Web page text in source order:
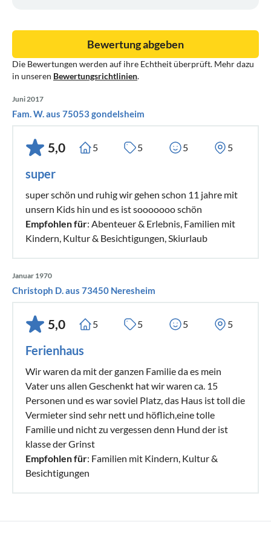
Besuchte Website
Uhrzeit zum Zeitpunkt des Zugriffes
Menge der gesendeten Daten in Byte
Quelle/Verweis, von welchem Sie auf die Seite gelangten
Verwendeter Browser
Verwendetes Betriebssystem
Verwendete IP-Adresse
und anschließend gelöscht. Die Speicherung der Daten
erfolgt aus Sicherheitsgründen, um z. B. Missbrauchsfälle
aufklären zu können. Müssen Daten aus Beweisgründen
aufgehoben werden, sind sie solange von der Löschung
ausgenommen bis der Vorfall endgültig geklärt ist.
Cookies
Diese Website verwendet Cookies. Dabei handelt es sich
um kleine Textdateien, welche auf Ihrem Endgerät
gespeichert werden. Ihr Browser greift auf diese Dateien zu.
Durch den Einsatz von Cookies erhöht sich die
Benutzerfreundlichkeit und Sicherheit dieser Website.
Gängige Browser bieten die Einstellungsoption, Cookies
nicht zuzulassen. Hinweis: Es ist nicht gewährleistet, dass
Sie auf alle Funktionen dieser Website ohne
Einschränkungen zugreifen können, wenn Sie
entsprechende Einstellungen vornehmen.
Umgang mit personenbezogenen Daten
Der Websitebetreiber erhebt, nutzt und gibt Ihre
Die Bewertungen werden auf ihre Echtheit überprüft. Mehr dazu
in unseren Bewertungsrichtlinien.
Bewertung abgeben
Juni 2017
Fam. W. aus 75053 gondelsheim
5,0 5 5 5 5
super
super schön und ruhig wir gehen schon 11 jahre mit
unsern Kids hin und es ist sooooooo schön
Empfohlen für: Abenteuer & Erlebnis, Familien mit
Kindern, Kultur & Besichtigungen, Skiurlaub
Januar 1970
Christoph D. aus 73450 Neresheim
5,0 5 5 5 5
Ferienhaus
Wir waren da mit der ganzen Familie da es mein
Vater uns allen Geschenkt hat wir waren ca. 15
Personen und es war soviel Platz, das Haus ist toll die
Vermieter sind sehr nett und höflich,eine tolle
Familie und nicht zu vergessen denn Hund der ist
klasse der Grinst
Empfohlen für: Familien mit Kindern, Kultur &
Besichtigungen